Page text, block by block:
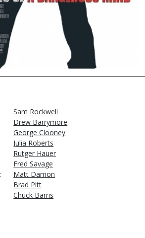
Sam Rockwell
Drew Barrymore
George Clooney
Julia Roberts
Rutger Hauer
Fred Savage
Matt Damon
Brad Pitt
Chuck Barris